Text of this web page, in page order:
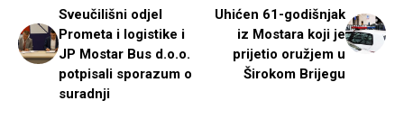
Sveučilišni odjel
Prometa i logistike i
JP Mostar Bus d.o.o.
potpisali sporazum o
suradnji
Uhićen 61-godišnjak
iz Mostara koji je
prijetio oružjem u
Širokom Brijegu